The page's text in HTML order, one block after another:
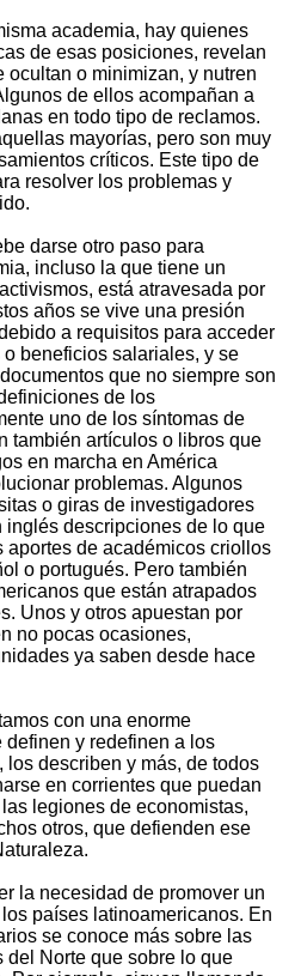
academia, hay quienes
de esas posiciones, revelan
ocultan o minimizan, y nutren
de ellos acompañan a
en todo tipo de reclamos.
mayorías, pero son muy
críticos. Este tipo de
resolver los problemas y
darse otro paso para
incluso la que tiene un
está atravesada por
años se vive una presión
a requisitos para acceder
beneficios salariales, y se
que no siempre son
de los
uno de los síntomas de
también artículos o libros que
en marcha en América
problemas. Algunos
o giras de investigadores
descripciones de lo que
aportes de académicos criollos
o portugués. Pero también
que están atrapados
Unos y otros apuestan por
no pocas ocasiones,
ya saben desde hace
con una enorme
definen y redefinen a los
describen y más, de todos
en corrientes que puedan
legiones de economistas,
otros, que defienden ese
la necesidad de promover un
países latinoamericanos. En
se conoce más sobre las
Norte que sobre lo que